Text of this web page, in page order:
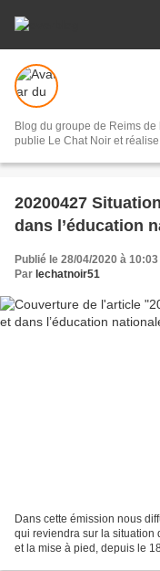
Blog du groupe de Reims
publie Le Chat Noir et
20200427
dans l’éducation
Publié le 28/04/2020 à 10:03
Par lechatnoir51
Dans cette émission nous
qui reviendra sur la situation
et la mise à pied, depuis le